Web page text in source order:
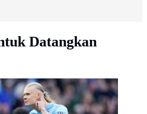
Datangkan
tersebut membuatnya
gol terbanyak Liga
catatan 23 gol. (AP